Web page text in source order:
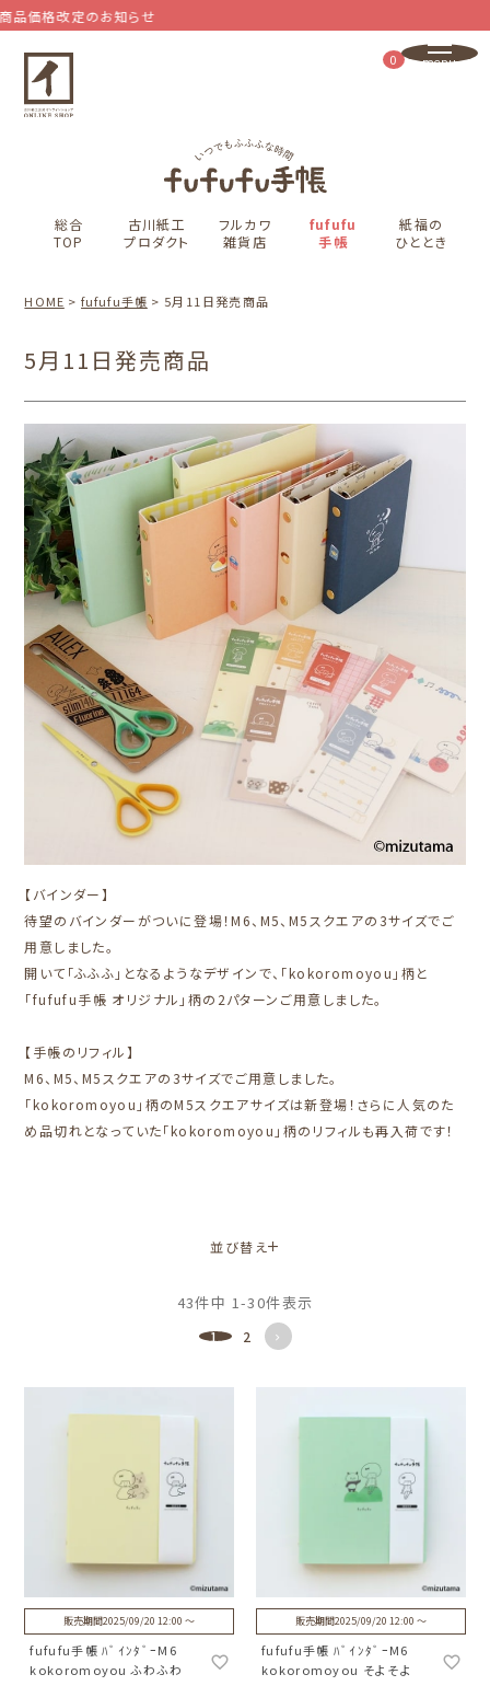
総合
TOP
古川紙工
プロダクト
フルカワ
雑貨店
fufufu
手帳
紙福の
ひととき
0
HOME fufufu手帳 5月11日発売商品
5月11日発売商品
【バインダー】
待望のバインダーがついに登場！M6、M5、M5スクエアの3サイズでご
用意しました。
開いて「ふふふ」となるようなデザインで、「kokoromoyou」柄と
「fufufu手帳 オリジナル」柄の2パターンご用意しました。
【手帳のリフィル】
M6、M5、M5スクエアの3サイズでご用意しました。
「kokoromoyou」柄のM5スクエアサイズは新登場！さらに人気のた
め品切れとなっていた「kokoromoyou」柄のリフィルも再入荷です！
並び替え
43件中 1-30件表示
1 2
販売期間2025/09/20 12:00〜
fufufu手帳 ﾊﾞｲﾝﾀﾞｰM6
kokoromoyou ふわふわ
販売期間2025/09/20 12:00 〜
fufufu手帳 ﾊﾞｲﾝﾀﾞｰM6
kokoromoyou そよそよ